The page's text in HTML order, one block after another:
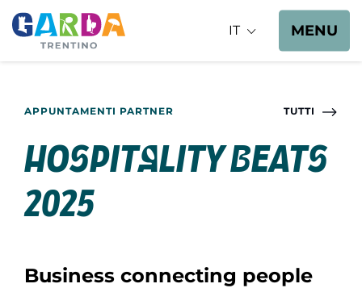
IT MENU
TUTTI
APPUNTAMENTI PARTNER
Hospitality BEATS
2025
Business connecting people